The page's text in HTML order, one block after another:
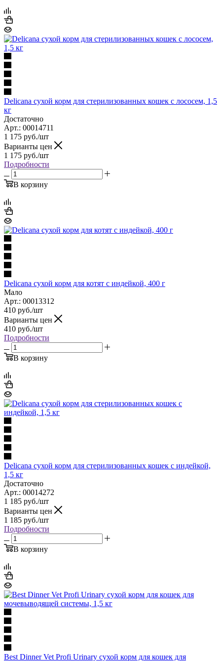
Delicana сухой корм для стерилизованных кошек с лососем, 1,5
кг
Достаточно
Арт.: 00014711
1 175 руб./шт
Варианты цен
1 175 руб./шт
Подробности
В корзину
Delicana сухой корм для котят с индейкой, 400 г
Мало
Арт.: 00013312
410 руб./шт
Варианты цен
410 руб./шт
Подробности
В корзину
Delicana сухой корм для стерилизованных кошек с индейкой,
1,5 кг
Достаточно
Арт.: 00014272
1 185 руб./шт
Варианты цен
1 185 руб./шт
Подробности
В корзину
Best Dinner Vet Profi Urinary сухой корм для кошек для